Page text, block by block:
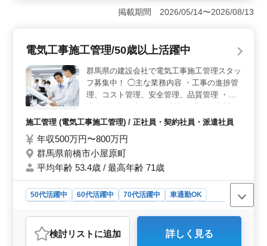
す。中高年からベテランの方まで幅広く活躍できま
す。 ＜安心の福利厚生＞ 社会保険完備で安定した
＞ スケジュールや予算、資材、人材、安全管理など、
掲載期間 2026/05/14〜2026/08/13
電気工事施工管理/50歳以上活躍中
群馬県の建設会社で電気工事施工管理スタッ
フ募集中！ ◯主な業務内容 ・工事の進捗管
理、コスト管理、安全管理、品質管理 ・発
手配 ・施工図の作成・修正 ・書類作成、近
ベテランも活躍している企業です。 今まで
の経験を活かして頂ける方、ぜひご応募くだ
さい！ ＊賞与あり ＊車通勤OK ＊50歳以上
活躍中 ＊60歳以上活躍中
施工管理 (電気工事施工管理) / 正社員・契約社員・派遣社員
年収500万円〜800万円
群馬県前橋市小屋原町
平均年齢 53.4歳 / 最高年齢 71歳
50代活躍中 60代活躍中 70代活躍中
車通勤OK
おすすめポイント
検討リスト に追加 詳しく見る